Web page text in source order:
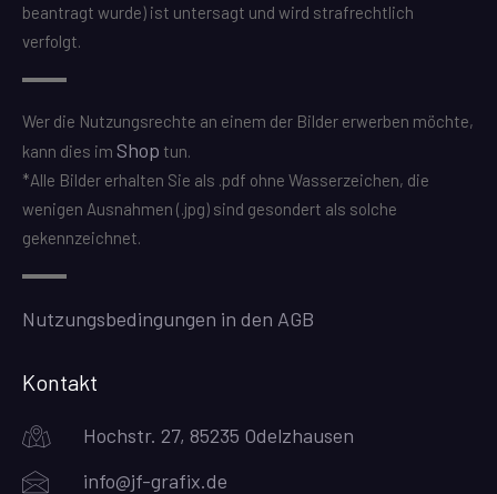
beantragt wurde) ist untersagt und wird strafrechtlich
verfolgt.
Wer die Nutzungsrechte an einem der Bilder erwerben möchte,
kann dies im Shop tun.
*Alle Bilder erhalten Sie als .pdf ohne Wasserzeichen, die
wenigen Ausnahmen (.jpg) sind gesondert als solche
gekennzeichnet.
Nutzungsbedingungen in den AGB
Kontakt
Hochstr. 27, 85235 Odelzhausen
info@jf-grafix.de